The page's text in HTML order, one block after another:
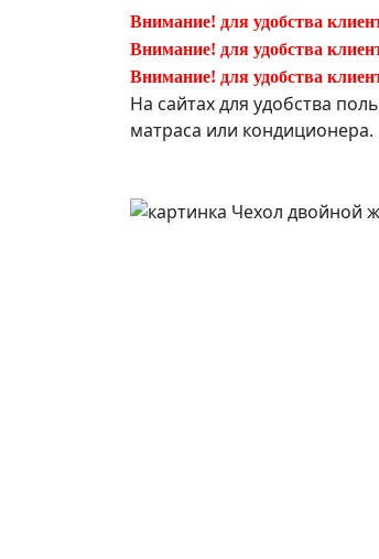
Внимание! для удобства
Внимание! для удобства
Внимание! для удобства
На сайтах для удобства
матраса или кондиционера.